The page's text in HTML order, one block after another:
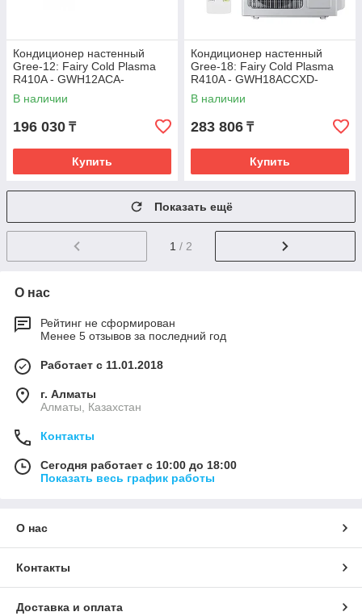
Кондиционер настенный
Gree-12: Fairy Cold Plasma
R410A - GWH12ACA-
K3NNA1A (без
соединительной
В наличии
196 030 ₸
Купить
Кондиционер настенный
Gree-18: Fairy Cold Plasma
R410A - GWH18ACCXD-
K3NNA1B (без
соединительной
В наличии
283 806 ₸
Купить
Показать ещё
1 / 2
О нас
Рейтинг не сформирован
Менее 5 отзывов за последний год
Работает с 11.01.2018
г. Алматы
Алматы, Казахстан
Контакты
Сегодня работает с 10:00 до 18:00
Показать весь график работы
О нас
Контакты
Доставка и оплата